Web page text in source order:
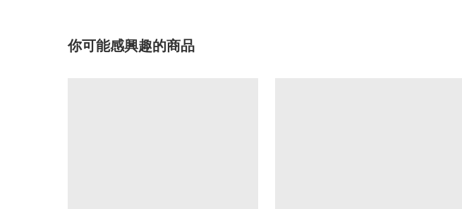
你可能感興趣的商品